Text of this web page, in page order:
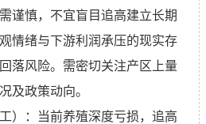
谨慎，不宜盲目追高建立长期
情绪与下游利润承压的现实存
落风险。需密切关注产区上量
及政策动向。
）：当前养殖深度亏损，追高